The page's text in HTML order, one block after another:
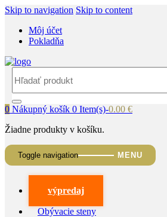
Skip to navigation Skip to content
Môj účet
Pokladňa
for:
0 Nákupný košík 0 Item(s)-0.00 €
Žiadne produkty v košíku.
Toggle navigation
výpredaj
Obývacie steny